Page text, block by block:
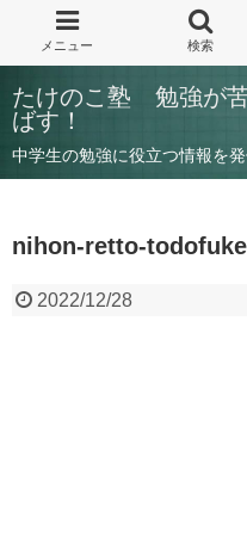
たけのこ塾 勉強が
ばす！
中学生の勉強に役立つ情報を
nihon-retto-
2022/12/28